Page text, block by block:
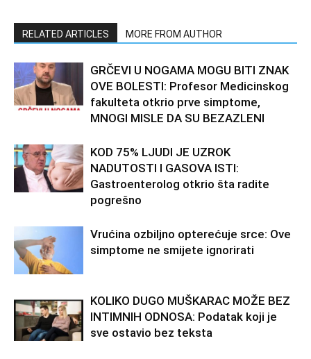
RELATED ARTICLES MORE FROM AUTHOR
GRČEVI U NOGAMA MOGU BITI ZNAK
OVE BOLESTI: Profesor Medicinskog
fakulteta otkrio prve simptome,
MNOGI MISLE DA SU BEZAZLENI
KOD 75% LJUDI JE UZROK
NADUTOSTI I GASOVA ISTI:
Gastroenterolog otkrio šta radite
pogrešno
Vrućina ozbiljno opterećuje srce: Ove
simptome ne smijete ignorirati
KOLIKO DUGO MUŠKARAC MOŽE BEZ
INTIMNIH ODNOSA: Podatak koji je
sve ostavio bez teksta